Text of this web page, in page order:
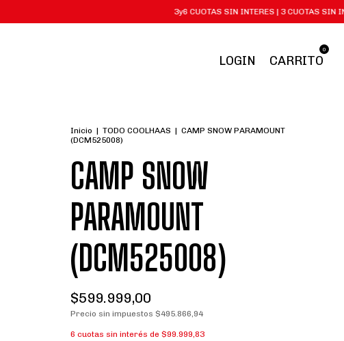
3y6 CUOTAS SIN INTERES | 3 CUOTAS SIN INTERES
LOGIN CARRITO
0
Inicio | TODO COOLHAAS | CAMP SNOW PARAMOUNT
(DCM525008)
CAMP SNOW
PARAMOUNT
(DCM525008)
$599.999,00
Precio sin impuestos $495.866,94
6 cuotas sin interés de $99.999,83